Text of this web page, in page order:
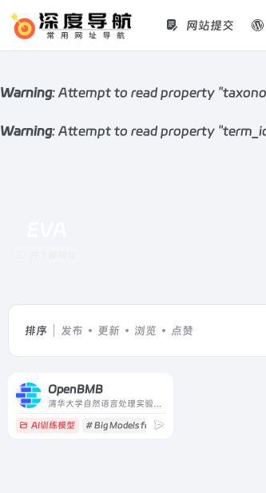
Warning: Attempt to read property
Warning: Attempt to read property
网站提交
排序 发布 更新 浏览 点赞
OpenBMB
清华大学自然语言处理实验室和智源研究院语言大模型加速技术创新中心共同支持发起
AI训练模型 # Big Models for Everyone